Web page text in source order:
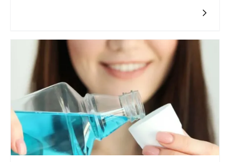
również obejmują profilaktykę, edukację pacjentów na temat
higieny jamy ustnej oraz wdrażanie nowoczesnych technik i
technologii, które sprzyjają trwałemu zachowaniu zdrowego
uśmiechu.